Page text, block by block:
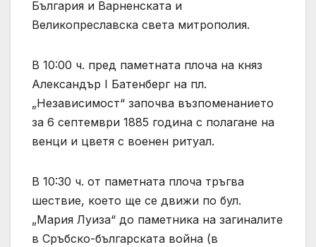
България и Варненската и
Великопреславска света митрополия.
В 10:00 ч. пред паметната плоча на княз
Александър I Батенберг на пл.
„Независимост“ започва възпоменанието
за 6 септември 1885 година с полагане на
венци и цветя с военен ритуал.
В 10:30 ч. от паметната плоча тръгва
шествие, което ще се движи по бул.
„Мария Луиза“ до паметника на загиналите
в Сръбско-българската война (в